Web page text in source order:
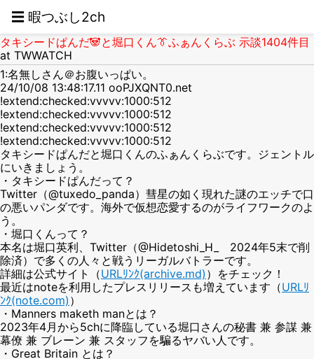
☰ 暇つぶし2ch
タキシードぱんだ🐼と堀口くん👔ふぁんくらぶ 示談1404件目
at TWWATCH
1:名無しさん＠お腹いっぱい。
24/10/08 13:48:17.11 ooPJXQNT0.net
!extend:checked:vvvvv:1000:512
!extend:checked:vvvvv:1000:512
!extend:checked:vvvvv:1000:512
!extend:checked:vvvvv:1000:512
タキシードぱんだと堀口くんのふぁんくらぶです。ジェントル
にいきましょう。
・タキシードぱんだって？
Twitter（@tuxedo_panda）彗星の如く現れた謎のエッチで口
の悪いパンダです。海外で仮想恋愛するのがライフワークのよ
う。
・堀口くんって？
本名は堀口英利、Twitter（@Hidetoshi_H_ 2024年5末で削
除済）で多くの人々と戦うリーガルバトラーです。
詳細は公式サイト（URLﾘﾝｸ(archive.md) ）をチェック！
最近はnoteを利用したプレスリリースも増えています（URLﾘ
ﾝｸ(note.com) ）
・Manners maketh manとは？
2023年4月から5chに降臨している堀口さんの秘書 兼 参謀 兼
幕僚 兼 ブレーン 兼 スタッフを騙るヤバい人です。
・Great Britain とは？